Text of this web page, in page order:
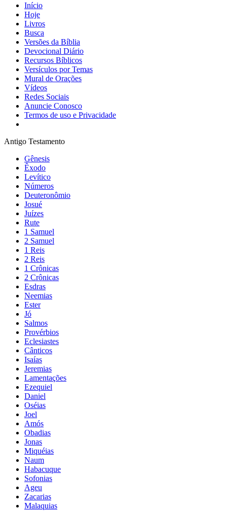
Início
Hoje
Livros
Busca
Versões da Bíblia
Devocional Diário
Recursos Bíblicos
Versículos por Temas
Mural de Orações
Vídeos
Redes Sociais
Anuncie Conosco
Termos de uso e Privacidade
Antigo Testamento
Gênesis
Êxodo
Levítico
Números
Deuteronômio
Josué
Juízes
Rute
1 Samuel
2 Samuel
1 Reis
2 Reis
1 Crônicas
2 Crônicas
Esdras
Neemias
Ester
Jó
Salmos
Provérbios
Eclesiastes
Cânticos
Isaías
Jeremias
Lamentações
Ezequiel
Daniel
Oséias
Joel
Amós
Obadias
Jonas
Miquéias
Naum
Habacuque
Sofonias
Ageu
Zacarias
Malaquias